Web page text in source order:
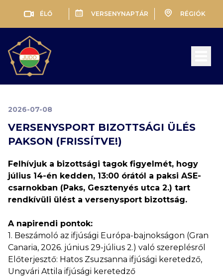
ÉLŐ VERSENYNAPTÁR RÉGIÓK
2026-07-08
VERSENYSPORT BIZOTTSÁGI ÜLÉS
PAKSON (FRISSÍTVE!)
Felhívjuk a bizottsági tagok figyelmét, hogy
július 14-én kedden, 13:00 órától a paksi ASE-
csarnokban (Paks, Gesztenyés utca 2.) tart
rendkívüli ülést a versenysport bizottság.
A napirendi pontok:
1. Beszámoló az ifjúsági Európa-bajnokságon (Gran
Canaria, 2026. június 29-július 2.) való szereplésről
Előterjesztő: Hatos Zsuzsanna ifjúsági keretedző,
Ungvári Attila ifjúsági keretedző